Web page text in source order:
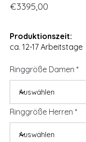
€3395,00
Produktionszeit:
ca. 12-17 Arbeitstage
Ringgröße Damen
Ringgröße Herren